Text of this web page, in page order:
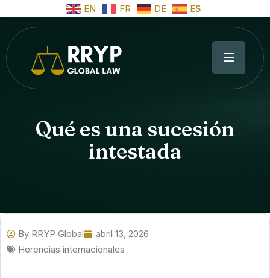
EN FR DE ES
Qué es una sucesión
intestada
By RRYP Global
abril 13, 2026
Herencias internacionales